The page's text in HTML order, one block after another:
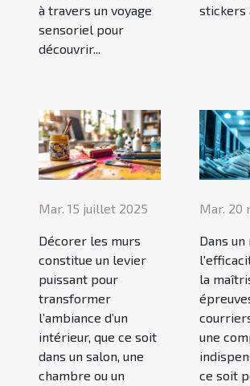
à travers un voyage
sensoriel pour
découvrir...
stickers
Mar. 15 juillet 2025
Décorer les murs
constitue un levier
puissant pour
transformer
l’ambiance d’un
intérieur, que ce soit
dans un salon, une
chambre ou un
Mar. 20
Dans un
la
une
ce soit